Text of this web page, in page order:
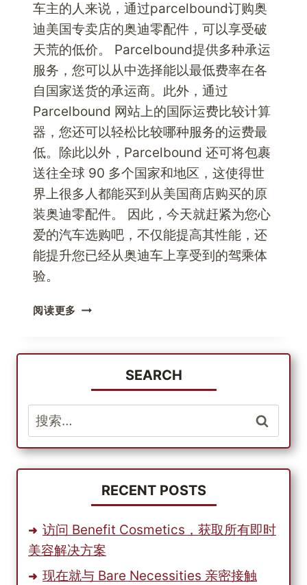
车主的人来说，通过parcelbound订购奥
迪美国专卖店的奥迪零配件，可以享受破
天荒的低价。 Parcelbound提供多种承运
服务，您可以从中选择能以最低费率在各
自国家送货的承运商。此外，通过
Parcelbound 网站上的国际运费比较计算
器，您还可以轻松比较哪种服务的运费最
低。除此以外，Parcelbound 还可将包裹
送往全球 90 多个国家和地区，这使得世
界上很多人都能买到从美国商店购买的原
装奥迪零配件。 因此，今天就赶紧为您心
爱的汽车选购吧，不仅能提高其性能，还
能提升您已经从奥迪车上享受到的驾乘体
验。
阅读更多 奥
好
注
以
最
实
格
从
美
SEARCH
搜
索：
RECENT POSTS
访问 Benefit Cosmetics，获取所有即时
美容解决方案
现在就与 Bare Necessities 亲密接触